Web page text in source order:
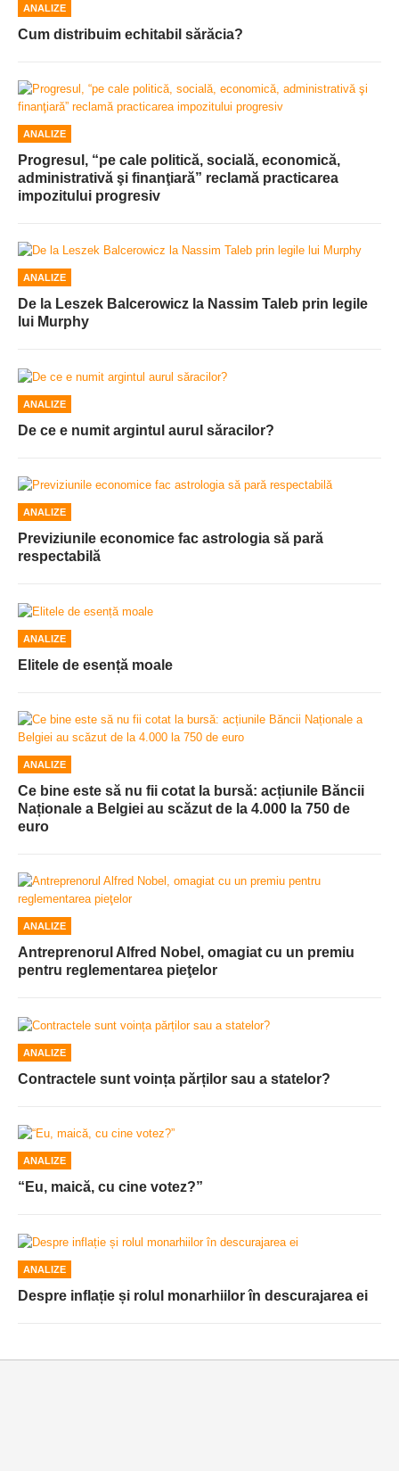
ANALIZE
Cum distribuim echitabil sărăcia?
ANALIZE
Progresul, “pe cale politică, socială, economică,
administrativă şi finanţiară” reclamă practicarea
impozitului progresiv
ANALIZE
De la Leszek Balcerowicz la Nassim Taleb prin legile
lui Murphy
ANALIZE
De ce e numit argintul aurul săracilor?
ANALIZE
Previziunile economice fac astrologia să pară
respectabilă
ANALIZE
Elitele de esență moale
ANALIZE
Ce bine este să nu fii cotat la bursă: acțiunile Băncii
Naționale a Belgiei au scăzut de la 4.000 la 750 de
euro
ANALIZE
Antreprenorul Alfred Nobel, omagiat cu un premiu
pentru reglementarea pieţelor
ANALIZE
Contractele sunt voința părților sau a statelor?
ANALIZE
“Eu, maică, cu cine votez?”
ANALIZE
Despre inflație și rolul monarhiilor în descurajarea ei